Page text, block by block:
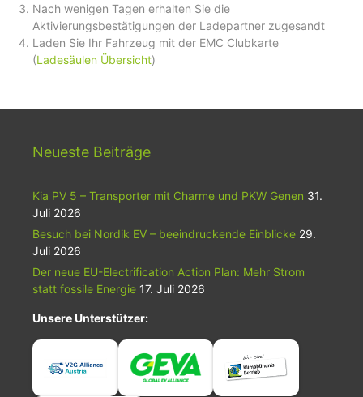
Nach wenigen Tagen erhalten Sie die
Aktivierungsbestätigungen der Ladepartner zugesandt
Laden Sie Ihr Fahrzeug mit der EMC Clubkarte
(Ladesäulen Übersicht)
Neueste Beiträge
Kia PV 5 – Transporter mit Charme und PKW Genen 31.
Juli 2026
Besuch bei Nordik EV – beeindruckende Einblicke 29.
Juli 2026
Der neue EU-Electrification Action Plan: Mehr Strom
statt fossile Energie 17. Juli 2026
Unsere Unterstützer: